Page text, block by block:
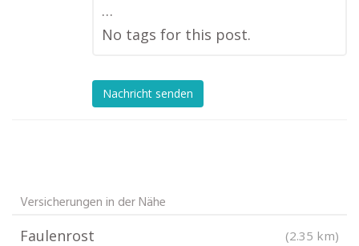
…
No tags for this post.
Nachricht senden
Versicherungen in der Nähe
Faulenrost (2.35 km)